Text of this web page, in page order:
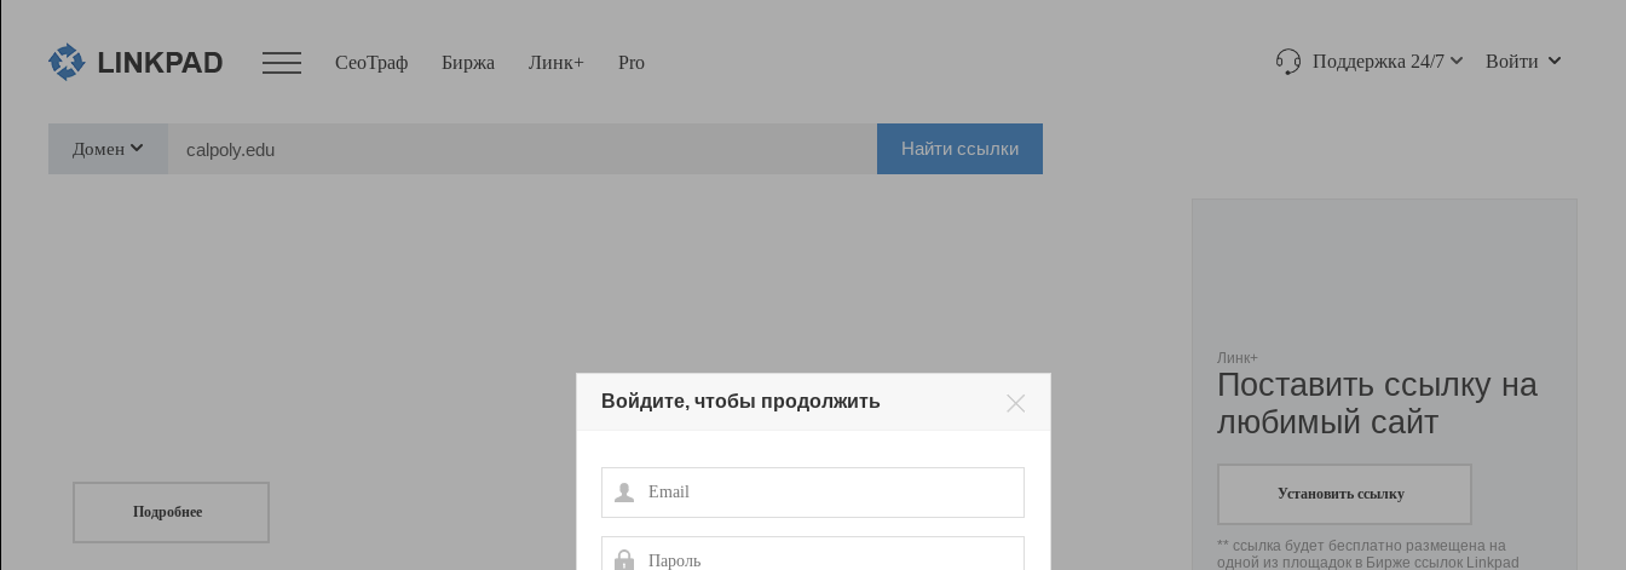
СеоТраф Биржа Линк+ Pro Поддержка 24/7 Войти
Домен Найти ссылки
Подробнее
Линк+
Поставить ссылку на
любимый сайт
Установить ссылку
** ссылка будет бесплатно размещена на
одной из площадок в Бирже ссылок Linkpad
Войдите, чтобы продолжить
Email
Пароль